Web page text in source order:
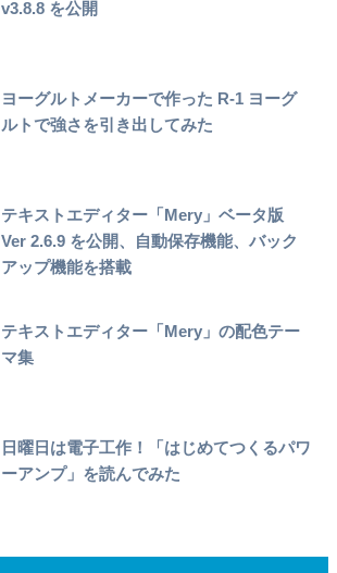
v3.8.8 を公開
ヨーグルトメーカーで作った R-1 ヨーグ
ルトで強さを引き出してみた
テキストエディター「Mery」ベータ版
Ver 2.6.9 を公開、自動保存機能、バック
アップ機能を搭載
テキストエディター「Mery」の配色テー
マ集
日曜日は電子工作！「はじめてつくるパワ
ーアンプ」を読んでみた